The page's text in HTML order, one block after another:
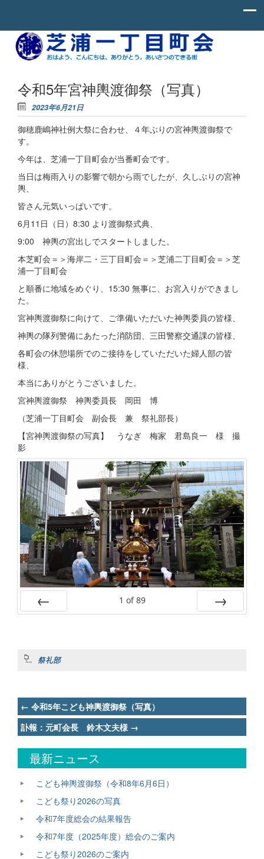
Skip to content
芝
一
丁
町
会
お
は
よ
こ
ん
に
ち
あ
り
が
と
あ
い
さ
つ
で
る
街。
令和5年宮神輿渡御祭（写真）
2023年6月21日
御穂鹿嶋神社例大祭に合わせ、４年ぶりの宮神輿渡御祭で
す。
今年は、芝浦一丁目町会が当番町会です。
当日は梅雨入りの影響で朝から雨でしたが、久しぶりの宮神
輿、
皆さん元気いっぱいです。
6月11日（日）8:30 より渡御祭式典、
9:00 神輿の宮出しでスタートしました。
本芝町会＝＞海岸二・三丁目町会＝＞芝浦二丁目町会＝＞芝
浦一丁目町会
と順番に地域をめぐり、15:30 無事に、お宮入りができまし
た。
宮神輿渡御祭に向けて、ご準備いただいた神輿委員の皆様、
神輿の隊列警備にあたった消防団、三田警察交通課の皆様、
各町会の休憩場所でのご接待をしていただいた婦人部の皆
様、
本当にありがとうございました。
宮神輿渡御祭 神輿委員長 岡田 博
（芝浦一丁目町会 副会長 兼 祭礼部長）
【宮神輿渡御祭の写真】 うなぎ 梅家 君島良一 様 撮
影
1 of 89
祭礼部
Post
navigation
← 令和5年こども神輿渡御祭（写真）
訃報：元町会長 鈴木文夫様 →
最新ニュース
こども神輿渡御祭（令和8年6月6日）
こども祭り2026の写真
令和7年度総会の結果報告
令和7年度（2025年度）総会のご案内
こども祭り2026のご案内